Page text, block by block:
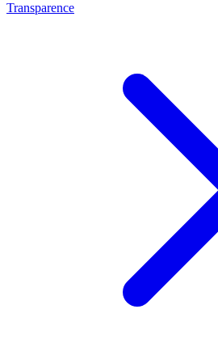
Transparence